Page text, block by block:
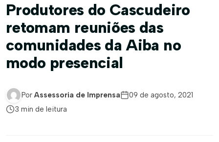
Produtores do Cascudeiro
retomam reuniões das
comunidades da Aiba no
modo presencial
Por Assessoria de Imprensa
09 de agosto, 2021
3 min de leitura